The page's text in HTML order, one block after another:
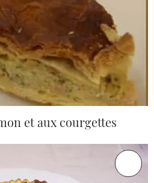
et aux courgettes